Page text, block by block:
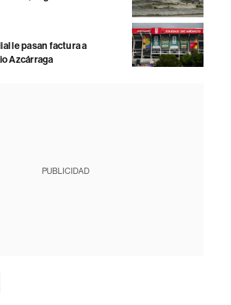
le pasan factura a
Azcárraga
PUBLICIDAD